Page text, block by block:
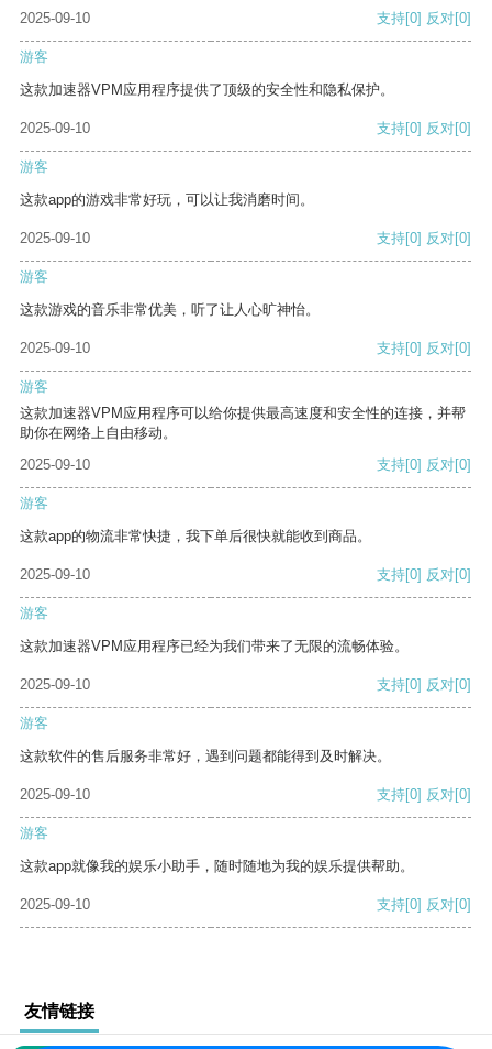
2025-09-10 支持[0] 反对[0]
游客
这款加速器VPM应用程序提供了顶级的安全性和隐私保护。
2025-09-10 支持[0] 反对[0]
游客
这款app的游戏非常好玩，可以让我消磨时间。
2025-09-10 支持[0] 反对[0]
游客
这款游戏的音乐非常优美，听了让人心旷神怡。
2025-09-10 支持[0] 反对[0]
游客
这款加速器VPM应用程序可以给你提供最高速度和安全性的连接，并帮
助你在网络上自由移动。
2025-09-10
支持[0] 反对[0]
游客
这款app的物流非常快捷，我下单后很快就能收到商品。
2025-09-10 支持[0] 反对[0]
游客
这款加速器VPM应用程序已经为我们带来了无限的流畅体验。
2025-09-10 支持[0] 反对[0]
游客
这款软件的售后服务非常好，遇到问题都能得到及时解决。
2025-09-10 支持[0] 反对[0]
游客
这款app就像我的娱乐小助手，随时随地为我的娱乐提供帮助。
2025-09-10 支持[0] 反对[0]
友情链接